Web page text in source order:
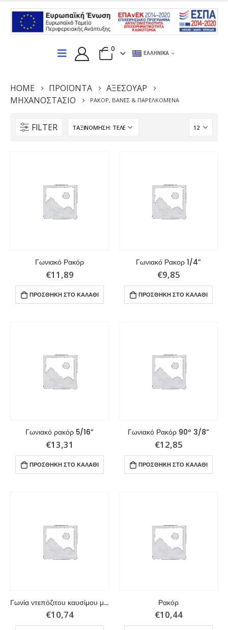
0
ΕΛΛΗΝΙΚΆ
HOME ΠΡΟΪΌΝΤΑ
ΑΞΕΣΟΥΆΡ
ΜΗΧΑΝΟΣΤΆΣΙΟ
ΡΑΚΟΡ, ΒΑΝΕΣ & ΠΑΡΕΛΚΟΜΕΝΑ
FILTER
Γωνιακό Ρακόρ
€11,89
ΠΡΟΣΘΉΚΗ ΣΤΟ ΚΑΛΆΘΙ
Γωνιακό Ρακορ 1/4”
€9,85
ΠΡΟΣΘΉΚΗ ΣΤΟ ΚΑΛΆΘΙ
Γωνιακό ρακόρ 5/16”
€13,31
ΠΡΟΣΘΉΚΗ ΣΤΟ ΚΑΛΆΘΙ
Γωνιακό Ρακόρ 90º 3/8”
€12,85
ΠΡΟΣΘΉΚΗ ΣΤΟ ΚΑΛΆΘΙ
Γωνία ντεπόζιτου καυσίμου με σπείρωμα 1/4”
€10,74
Ρακόρ
€10,44